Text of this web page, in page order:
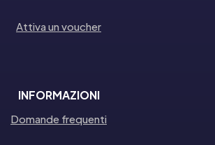
Attiva un voucher
INFORMAZIONI
Domande frequenti